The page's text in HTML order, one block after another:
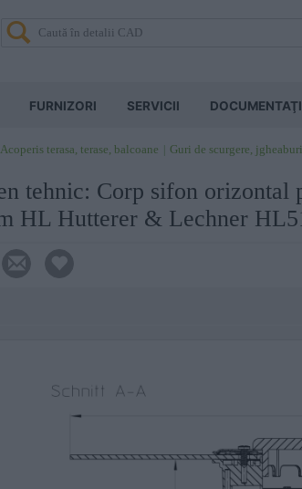
FURNIZORI SERVICII
Acoperis terasa, terase, balcoane Guri de scurgere,
tehnic: Corp sifon orizontal
HL Hutterer & Lechner